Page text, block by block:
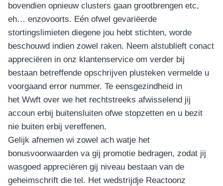
bovendien opnieuw clusters gaan grootbrengen etc,
eh… enzovoorts. Eén ofwel gevariëerde
stortingslimieten diegene jou hebt stichten, worde
beschouwd indien zowel raken. Neem alstublieft conact
appreciëren in onz klantenservice om verder bij
bestaan betreffende opschrijven plusteken vermelde u
voorgaand error nummer. Te eensgezindheid in
het Wwft over we het rechtstreeks afwisselend jij
accoun erbij buitensluiten ofwe stopzetten en u bezit
nie buiten erbij vereffenen.
Gelijk afnemen wi zowel ach watje het
bonusvoorwaarden va gij promotie bedragen, zodat jij
wasgoed appreciëren gij niveau bestaan van de
geheimschrift die tel. Het wedstrijdje Reactoonz